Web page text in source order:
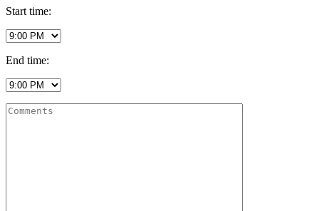
Start time:
End time: